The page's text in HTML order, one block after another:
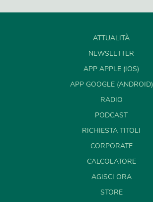
ATTUALITÀ
NEWSLETTER
APP APPLE (IOS)
APP GOOGLE (ANDROID)
RADIO
PODCAST
RICHIESTA TITOLI
CORPORATE
CALCOLATORE
AGISCI ORA
STORE